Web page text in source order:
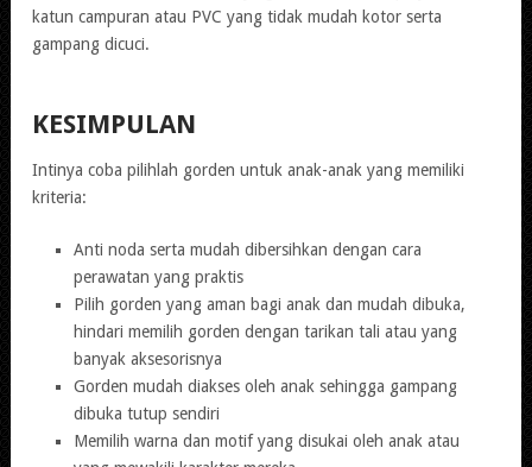
katun campuran atau PVC yang tidak mudah kotor serta
gampang dicuci.
KESIMPULAN
Intinya coba pilihlah gorden untuk anak-anak yang memiliki
kriteria:
Anti noda serta mudah dibersihkan dengan cara
perawatan yang praktis
Pilih gorden yang aman bagi anak dan mudah dibuka,
hindari memilih gorden dengan tarikan tali atau yang
banyak aksesorisnya
Gorden mudah diakses oleh anak sehingga gampang
dibuka tutup sendiri
Memilih warna dan motif yang disukai oleh anak atau